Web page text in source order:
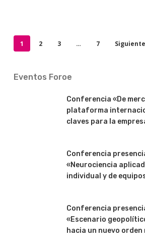
1 2 3 … 7 Siguiente
Eventos Foroe
Conferencia «De
plataforma
claves para la
Conferencia
«Neurociencia
individual y de
Conferencia
«Escenario
hacia un nuevo orden